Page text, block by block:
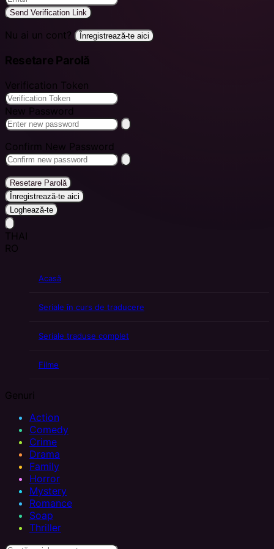
Send Verification Link
Nu ai un cont? Înregistrează-te aici
Resetare Parolă
Verification Token
New Password
Confirm New Password
Resetare Parolă
Înregistrează-te aici
Loghează-te
THAI
RO
Acasă
Seriale în curs de traducere
Seriale traduse complet
Filme
Genuri
Action
Comedy
Crime
Drama
Family
Horror
Mystery
Romance
Soap
Thriller